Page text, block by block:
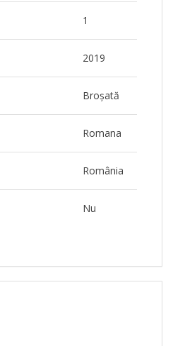
1
2019
Broșată
Romana
România
Nu